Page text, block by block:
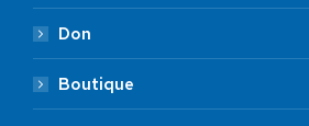
Don
Boutique